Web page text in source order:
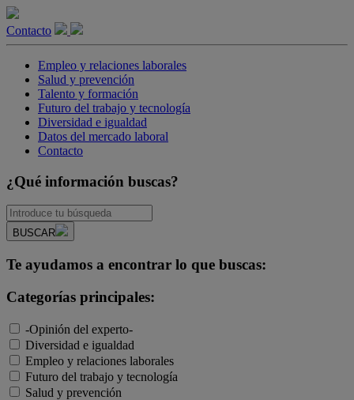
Contacto
Empleo y relaciones laborales
Salud y prevención
Talento y formación
Futuro del trabajo y tecnología
Diversidad e igualdad
Datos del mercado laboral
Contacto
¿Qué información buscas?
BUSCAR
Te ayudamos a encontrar lo que buscas:
Categorías principales:
-Opinión del experto-
Diversidad e igualdad
Empleo y relaciones laborales
Futuro del trabajo y tecnología
Salud y prevención